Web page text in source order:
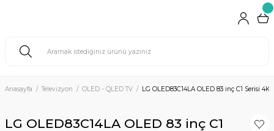
Anasayfa Televizyon OLED - QLED TV LG OLED83C14LA OLED 83 inç C1 Serisi 4K
LG OLED83C14LA OLED 83 inç C1